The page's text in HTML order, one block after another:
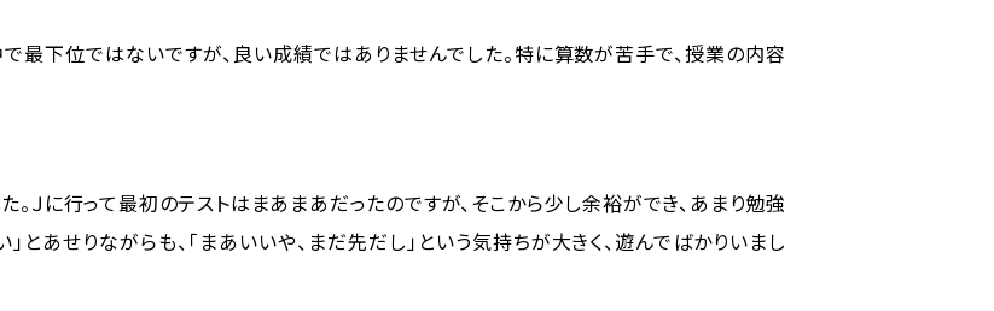
最下位ではないですが、良い成績ではありませんでした。特に算数が苦手で、授業の内容
。Ｊに行って最初のテストはまあまあだったのですが、そこから少し余裕ができ、あまり勉強
とあせりながらも、「まあいいや、まだ先だし」という気持ちが大きく、遊んでばかりいまし